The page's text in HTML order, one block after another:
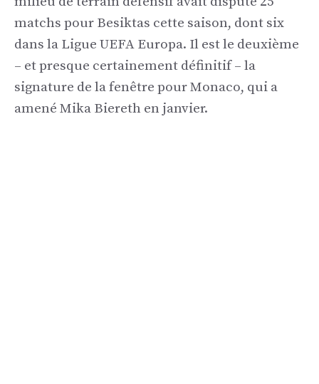
matchs pour Besiktas cette saison, dont six
dans la Ligue UEFA Europa. Il est le deuxième
– et presque certainement définitif – la
signature de la fenêtre pour Monaco, qui a
amené Mika Biereth en janvier.